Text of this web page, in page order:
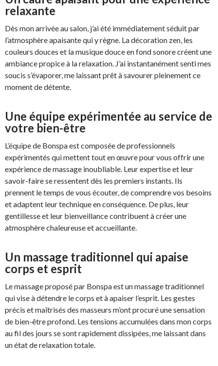
relaxante
Dès mon arrivée au salon, j’ai été immédiatement séduit par
l’atmosphère apaisante qui y règne. La décoration zen, les
couleurs douces et la musique douce en fond sonore créent une
ambiance propice à la relaxation. J’ai instantanément senti mes
soucis s’évaporer, me laissant prêt à savourer pleinement ce
moment de détente.
Une équipe expérimentée au service de
votre bien-être
L’équipe de Bonspa est composée de professionnels
expérimentés qui mettent tout en œuvre pour vous offrir une
expérience de massage inoubliable. Leur expertise et leur
savoir-faire se ressentent dès les premiers instants. Ils
prennent le temps de vous écouter, de comprendre vos besoins
et adaptent leur technique en conséquence. De plus, leur
gentillesse et leur bienveillance contribuent à créer une
atmosphère chaleureuse et accueillante.
Un massage traditionnel qui apaise
corps et esprit
Le massage proposé par Bonspa est un massage traditionnel
qui vise à détendre le corps et à apaiser l’esprit. Les gestes
précis et maîtrisés des masseurs m’ont procuré une sensation
de bien-être profond. Les tensions accumulées dans mon corps
au fil des jours se sont rapidement dissipées, me laissant dans
un état de relaxation totale.